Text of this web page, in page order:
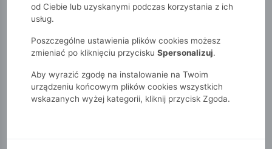
Monnari Torby Crossbody Torebka damska
od Ciebie lub uzyskanymi podczas korzystania z ich
usług.
Poszczególne ustawienia plików cookies możesz
zmieniać po kliknięciu przycisku Spersonalizuj.
Aby wyrazić zgodę na instalowanie na Twoim
urządzeniu końcowym plików cookies wszystkich
wskazanych wyżej kategorii, kliknij przycisk Zgoda.